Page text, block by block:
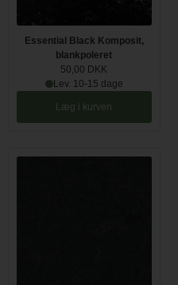
Essential Black Komposit,
blankpoleret
50,00 DKK
Lev. 10-15 dage
Læg i kurven